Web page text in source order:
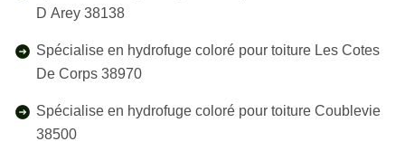
D Arey 38138
Spécialise en hydrofuge coloré pour toiture Les Cotes
De Corps 38970
Spécialise en hydrofuge coloré pour toiture Coublevie
38500